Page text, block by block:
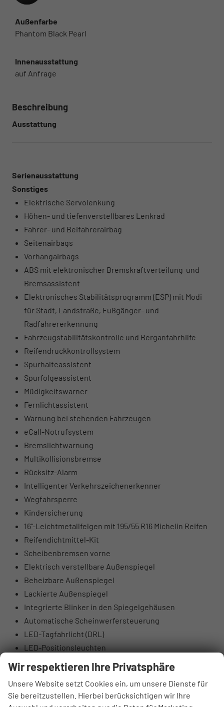
Außenfarbe
Phantom Black Pearl
Innenausstattung
auf Anfrage
Beschreibung
Ausstattung
Serienausstattung
Sonstiges
Elektrische Servolenkung
Höhen- und tiefenverstellbares Lenkrad
Fahrer- und Beifahrerairbag
Seitenairbags
Vorhangairbags
ABS mit elektronischer Bremskraftverteilung und
Bremsassistent
Elektronisches Stabilitätsprogramm (ESP) mit Modi
für Stadt, Landstraße, Fußgänger- und
Radfahrererkennung
Fahrzeugstabilitätskontrolle und Berganfahrhilfe
Reifendruckkontrollsystem
Spurhalteassistent
Spurfolgeassistent
Müdigkeitswarner
Fernlichtassistent
Warnung bei stehenden Fahrzeugen
eCall-Notrufsystem
Bremslichtwarnung
Multikollisionsbremse
Rücksitz-Alarm
Intelligenter Verkehrszeichenerkenner
Wegfahrsperre
Kindersicherung
16“-Leichtmetallfelgen mit 195/55 R16 Michelin Reifen
Reifendichtmittel-Kit
Scheibenbremsen vorne
Elektrisch verstellbare Außenspiegel
Beheizbare Außenspiegel
Lackierte Außenspiegel
Integrierte Blinker in den Spiegelgehäusen
Automatische Scheinwerfersteuerung
LED-Tagfahrlicht (DRL)
LED-Positionsleuchten
Nebelscheinwerfer hinten
Tönung der Scheiben
Beleuchteter Schminkspiegel
Lederlenkrad
Wir respektieren Ihre Privatsphäre
Unsere Website setzt Cookies ein, um unsere Dienste für
Sie bereitzustellen. Hierbei berücksichtigen wir Ihre